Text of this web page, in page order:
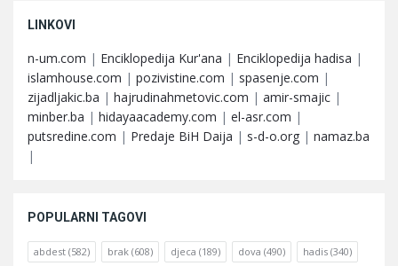
LINKOVI
n-um.com | Enciklopedija Kur'ana | Enciklopedija hadisa |
islamhouse.com | pozivistine.com | spasenje.com |
zijadljakic.ba | hajrudinahmetovic.com | amir-smajic |
minber.ba | hidayaacademy.com | el-asr.com |
putsredine.com | Predaje BiH Daija | s-d-o.org | namaz.ba
|
POPULARNI TAGOVI
abdest (582) brak (608) djeca (189) dova (490) hadis (340)